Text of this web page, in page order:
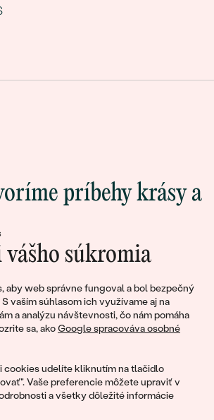
vášho súkromia
aby web správne fungoval a bol bezpečný
vaším súhlasom ich využívame aj na
a analýzu návštevnosti, čo nám pomáha
sa, akoGoogle spracováva osobné
cookies udelíte kliknutím na tlačidlo
Vaše preferencie môžete upraviť v
a všetky dôležité informácie
príbehy krásy a